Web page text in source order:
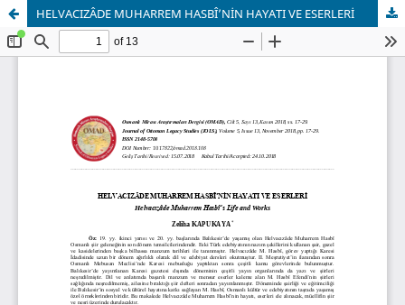
HELVACIZÂDE MUHARREM HASBÎ’NİN HAYATI VE ESERLERİ